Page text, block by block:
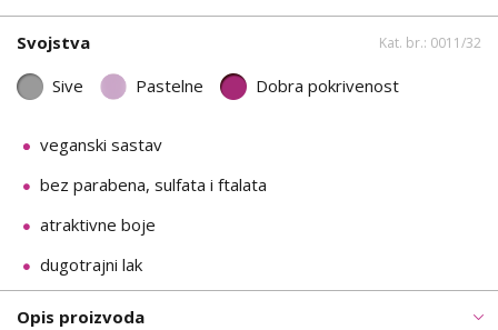
Svojstva Kat. br.: 0011/32
Sive Pastelne Dobra pokrivenost
veganski sastav
bez parabena, sulfata i ftalata
atraktivne boje
dugotrajni lak
Opis proizvoda